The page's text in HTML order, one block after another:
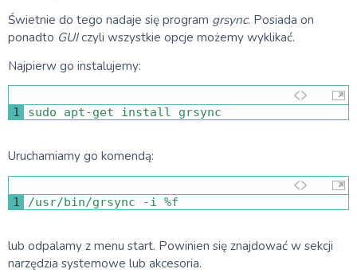
Świetnie do tego nadaje się program grsync. Posiada on
ponadto GUIczyli wszystkie opcje możemy wyklikać.
Najpierw go instalujemy:
1 sudo apt-get install grsync
Uruchamiamy go komendą:
1 /usr/bin/grsync -i %f
lub odpalamy z menu start. Powinien się znajdować w sekcji
narzędzia systemowe lub akcesoria.